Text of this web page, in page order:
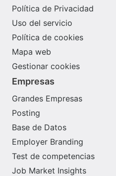
Política de Privacidad
Uso del servicio
Política de cookies
Mapa web
Gestionar cookies
Empresas
Grandes Empresas
Posting
Base de Datos
Employer Branding
Test de competencias
Job Market Insights